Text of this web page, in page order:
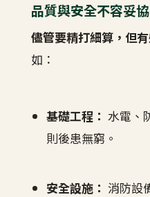
品質與安全不容妥協
儘管要精打細算，但
如：
基礎工程： 水電、
則後患無窮。
安全設施： 消防設